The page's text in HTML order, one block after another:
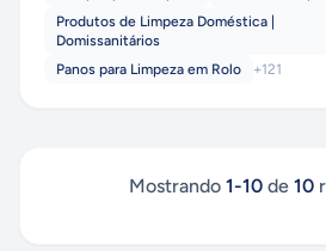
Produtos de Limpeza Doméstica |
Domissanitários
Panos para Limpeza em Rolo
+121
Mostrando 1-10de 10